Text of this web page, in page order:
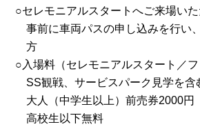
○セレモニアルスタートへご来場い
事前に車両パスの申し込みを行い
方
○入場料（セレモニアルスタート／フ
SS観戦、サービスパーク見学を含
大人（中学生以上）前売券2000円
高校生以下無料